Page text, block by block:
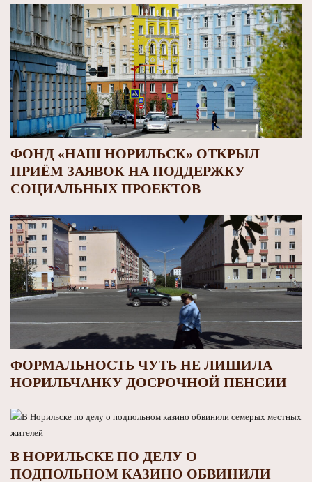
ФОНД «НАШ НОРИЛЬСК» ОТКРЫЛ
ПРИЁМ ЗАЯВОК НА ПОДДЕРЖКУ
СОЦИАЛЬНЫХ ПРОЕКТОВ
ФОРМАЛЬНОСТЬ ЧУТЬ НЕ ЛИШИЛА
НОРИЛЬЧАНКУ ДОСРОЧНОЙ ПЕНСИИ
В НОРИЛЬСКЕ ПО ДЕЛУ О
ПОДПОЛЬНОМ КАЗИНО ОБВИНИЛИ